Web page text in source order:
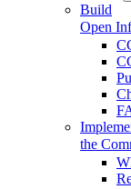
Build
Open
the